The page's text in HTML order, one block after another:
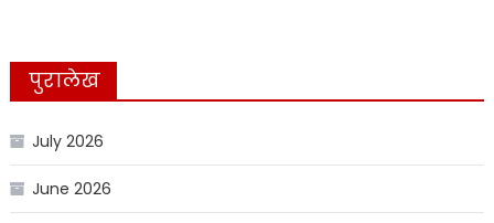
पुरालेख
July 2026
June 2026